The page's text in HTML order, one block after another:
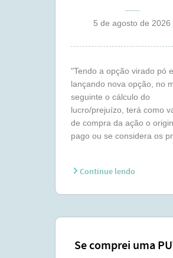
lançamento
5 de agosto de 2026
"Tendo a opção virado pó e
lançando nova opção, no
seguinte o cálculo do
lucro/prejuízo, terá como
de compra da ação o
pago ou se considera os
Continue lendo
Se comprei uma